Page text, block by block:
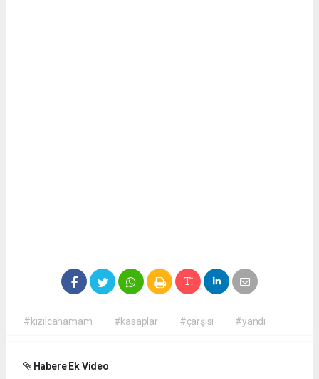
#kızılcahamam #kasaplar #çarşısı #yandı
Habere Ek Video